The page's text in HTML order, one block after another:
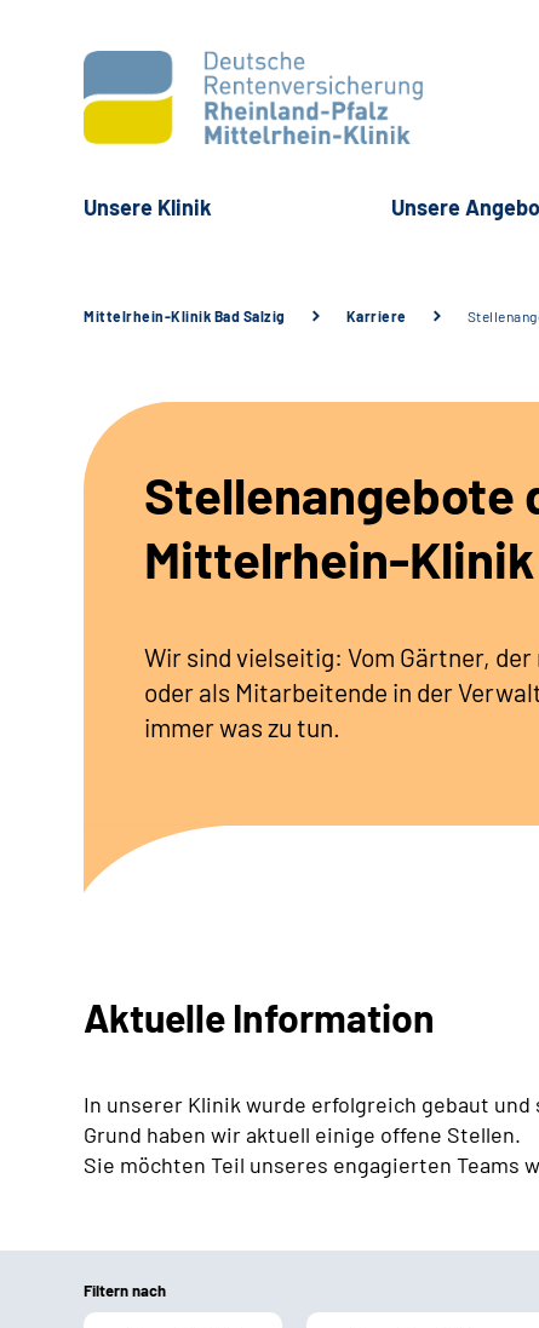
Unsere Klinik Unsere
Mittelrhein-Klinik Bad Salzig Karriere
Stellenangebote
Mittelrhein-Klinik
Wir sind vielseitig: Vom Gärtner,
oder als Mitarbeitende in der
immer was zu tun.
Aktuelle Information
In unserer Klinik wurde erfolgreich gebaut
Grund haben wir aktuell einige offene Stellen.
Sie möchten Teil unseres engagierten Teams
Filtern nach